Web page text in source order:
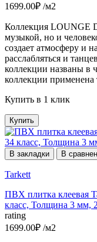
1699.00₽ /м2
Коллекция LOUNGE
музыкой, но и
создает атмосферу и
расслабляться и
коллекции названы в
коллекции применена
Купить в 1 клик
Купить
В закладки В
Tarkett
ПВХ плитка клеевая
класс, Толщина 3 мм,
rating
1699.00₽ /м2